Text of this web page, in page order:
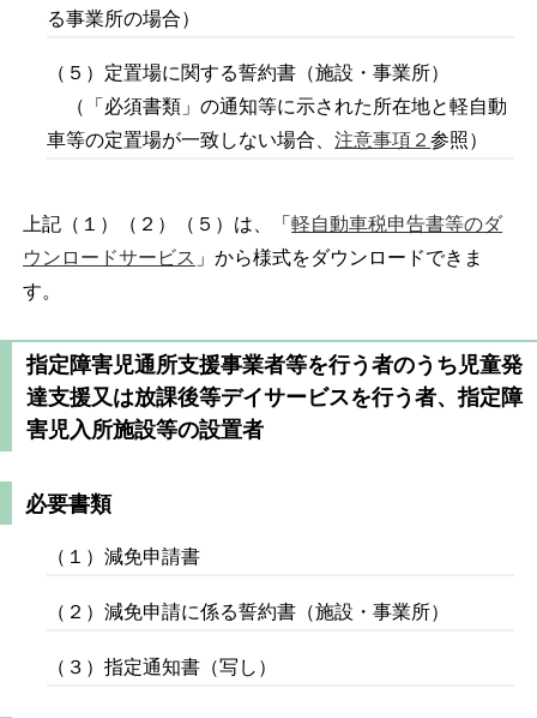
る事業所の場合）
（５）定置場に関する誓約書（施設・事業所）
（「必須書類」の通知等に示された所在地と軽自動
車等の定置場が一致しない場合、注意事項２参照）
上記（１）（２）（５）は、「軽自動車税申告書等のダ
ウンロードサービス 」から様式をダウンロードできま
す。
指定障害児通所支援事業者等を行う者のうち児童発
達支援又は放課後等デイサービスを行う者、指定障
害児入所施設等の設置者
必要書類
（１）減免申請書
（２）減免申請に係る誓約書（施設・事業所）
（３）指定通知書（写し）